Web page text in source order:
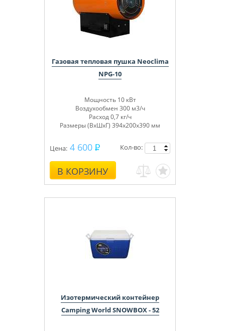
Газовая тепловая пушка Neoclima
NPG-10
Мощность 10 кВт
Воздухообмен 300 м3/ч
Расход 0,7 кг/ч
Размеры (ВхШхГ) 394х200х390 мм
Цена: 4 600
В КОРЗИНУ
Кол-во:
Изотермический контейнер
Camping World SNOWBOX - 52